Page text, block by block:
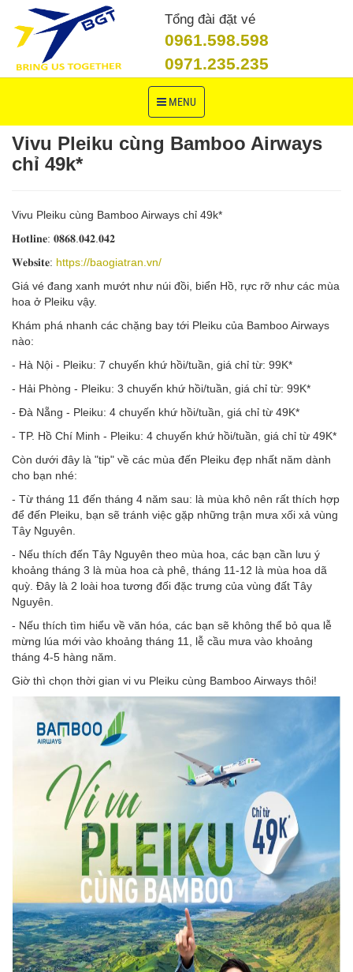
Tổng đài đặt vé
0961.598.598
0971.235.235
Toggle
navigation
MENU
Vivu Pleiku cùng Bamboo Airways
chỉ 49k*
Vivu Pleiku cùng Bamboo Airways chỉ 49k*
𝐇𝐨𝐭𝐥𝐢𝐧𝐞: 𝟎𝟖𝟔𝟖.𝟎𝟒𝟐.𝟎𝟒𝟐
𝐖𝐞𝐛𝐬𝐢𝐭𝐞: https://baogiatran.vn/
Giá vé đang xanh mướt như núi đồi, biển Hồ, rực rỡ như các mùa
hoa ở Pleiku vậy.
Khám phá nhanh các chặng bay tới Pleiku của Bamboo Airways
nào:
- Hà Nội - Pleiku: 7 chuyến khứ hồi/tuần, giá chỉ từ: 99K*
- Hải Phòng - Pleiku: 3 chuyến khứ hồi/tuần, giá chỉ từ: 99K*
- Đà Nẵng - Pleiku: 4 chuyến khứ hồi/tuần, giá chỉ từ 49K*
- TP. Hồ Chí Minh - Pleiku: 4 chuyến khứ hồi/tuần, giá chỉ từ 49K*
Còn dưới đây là "tip" về các mùa đến Pleiku đẹp nhất năm dành
cho bạn nhé:
- Từ tháng 11 đến tháng 4 năm sau: là mùa khô nên rất thích hợp
để đến Pleiku, bạn sẽ tránh việc gặp những trận mưa xối xả vùng
Tây Nguyên.
- Nếu thích đến Tây Nguyên theo mùa hoa, các bạn cần lưu ý
khoảng tháng 3 là mùa hoa cà phê, tháng 11-12 là mùa hoa dã
quỳ. Đây là 2 loài hoa tương đối đặc trưng của vùng đất Tây
Nguyên.
- Nếu thích tìm hiểu về văn hóa, các bạn sẽ không thể bỏ qua lễ
mừng lúa mới vào khoảng tháng 11, lễ cầu mưa vào khoảng
tháng 4-5 hàng năm.
Giờ thì chọn thời gian vi vu Pleiku cùng Bamboo Airways thôi!